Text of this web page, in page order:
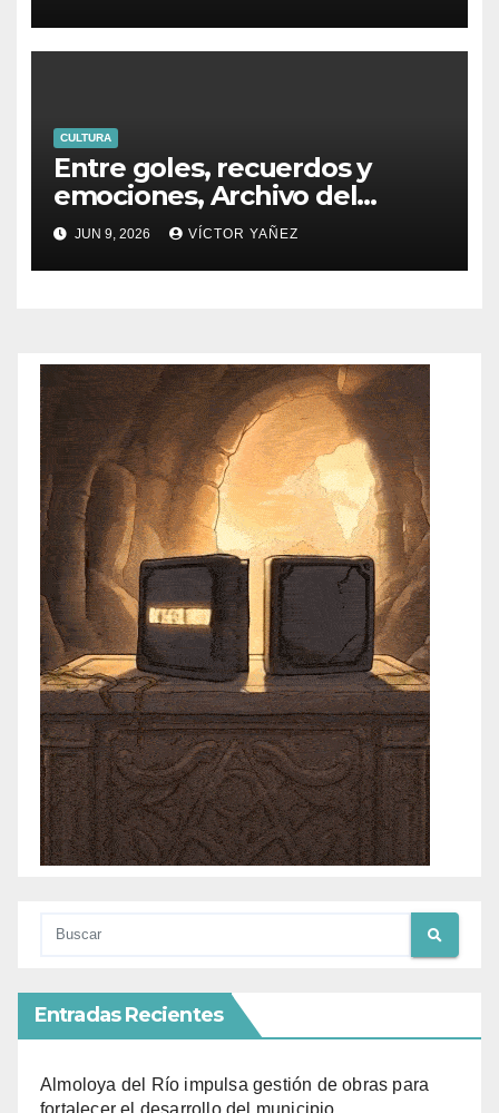
CULTURA
Entre goles, recuerdos y
emociones, Archivo del
PJEdomex inauguró
exposición
JUN 9, 2026 VÍCTOR YAÑEZ
Entradas Recientes
Almoloya del Río impulsa gestión de obras para